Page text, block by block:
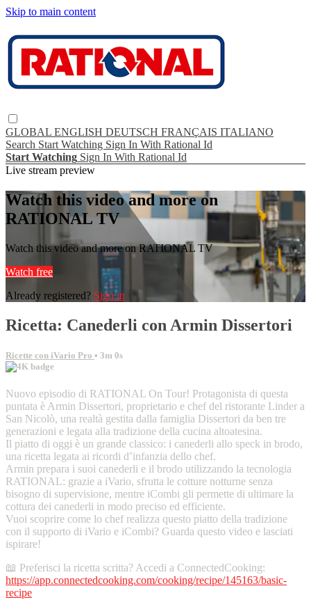
Skip to main content
GLOBAL ENGLISH DEUTSCH FRANÇAIS ITALIANO
Search Start Watching Sign In With Rational Id
Start Watching Sign In With Rational Id
Live stream preview
Watch this video and more on
RATIONAL TV
Watch this video and more on RATIONAL TV
Watch free
Already registered? Sign in
Ricetta: Canederli con Armin Dissertori
Ricette con iVario Pro • 3m 0s
Nuovo episodio di RATIONAL On Tour! Protagonista di questa
puntata è Armin Dissertori, proprietario e chef del ristorante Linder a
San Nicolò, una realtà gestita dalla famiglia Dissertori da ben tre
generazioni e legata alla tradizione della cucina altoatesina.
Il piatto di oggi è un grande classico: i canederli allo speck in brodo,
una ricetta legata ai ricordi d’infanzia dello chef.
Armin prepara i suoi canederli e il brodo utilizzando la tecnologia
RATIONAL: grazie a iVario, sfrutta le cotture notturne senza
bisogno di supervisione, mentre iCombi gli permette di ultimare la
cottura dei canederli in modo preciso ed efficiente.
Vuoi scoprire come lo chef realizza questo piatto della tradizione
con il supporto di iVario e iCombi? Guarda questo video e lasciati
ispirare!
📖 Preferisci la ricetta scritta? Accedi a ConnectedCooking:
https://app.connectedcooking.com/cooking/recipe/145163/basic-
recipe